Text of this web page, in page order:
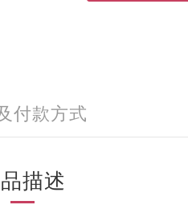
付款方式
描述